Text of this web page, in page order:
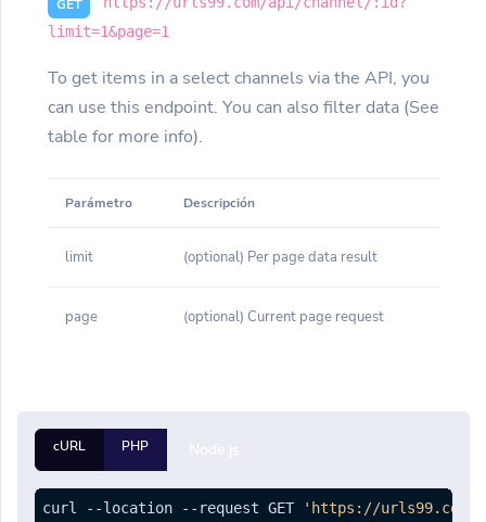
limit=1&page=1
To get items in a select channels via the API, you
can use this endpoint. You can also filter data (See
table for more info).
Parámetro Descripción
limit (optional) Per page data result
page (optional) Current page request
cURL PHP
curl --location --request GET 'https://urls99.com/